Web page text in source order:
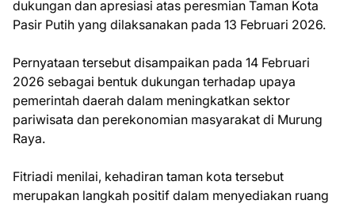
dukungan dan apresiasi atas peresmian Taman Kota
Pasir Putih yang dilaksanakan pada 13 Februari 2026.
Pernyataan tersebut disampaikan pada 14 Februari
2026 sebagai bentuk dukungan terhadap upaya
pemerintah daerah dalam meningkatkan sektor
pariwisata dan perekonomian masyarakat di Murung
Raya.
Fitriadi menilai, kehadiran taman kota tersebut
merupakan langkah positif dalam menyediakan ruang